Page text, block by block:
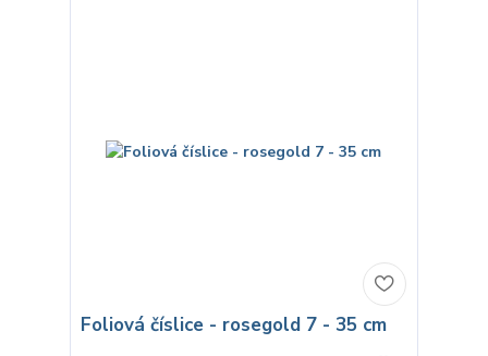
Foliová číslice - rosegold 7 - 35 cm